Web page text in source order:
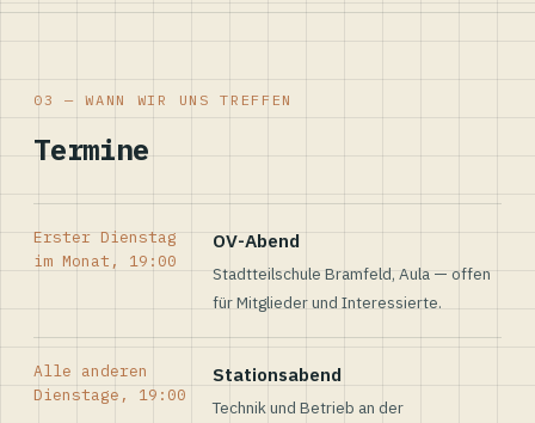
03 — WANN WIR UNS TREFFEN
Termine
Erster Dienstag
im Monat, 19:00
OV-Abend
Stadtteilschule Bramfeld, Aula — offen
für Mitglieder und Interessierte.
Alle anderen
Dienstage, 19:00
Stationsabend
Technik und Betrieb an der